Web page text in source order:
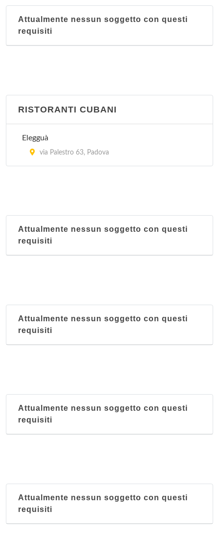
Attualmente nessun soggetto con questi
requisiti
RISTORANTI CUBANI
Elegguà
via Palestro 63, Padova
Attualmente nessun soggetto con questi
requisiti
Attualmente nessun soggetto con questi
requisiti
Attualmente nessun soggetto con questi
requisiti
Attualmente nessun soggetto con questi
requisiti